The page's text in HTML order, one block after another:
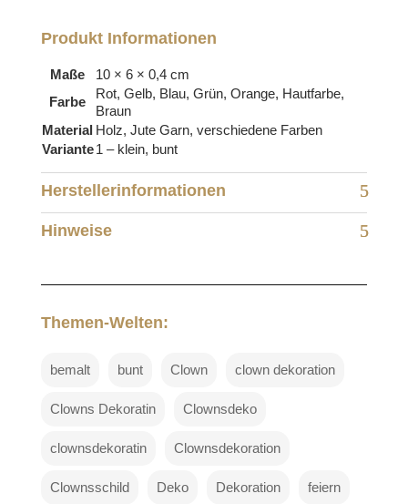
Produkt Informationen
Maße
10 × 6 × 0,4 cm
Farbe
Rot, Gelb, Blau, Grün, Orange, Hautfarbe,
Braun
Material Holz, Jute Garn, verschiedene Farben
Variante1 – klein, bunt
Herstellerinformationen
Hinweise
Themen-Welten:
bemalt bunt Clown clown dekoration
Clowns Dekoratin Clownsdeko
clownsdekoratin Clownsdekoration
Clownsschild Deko Dekoration feiern